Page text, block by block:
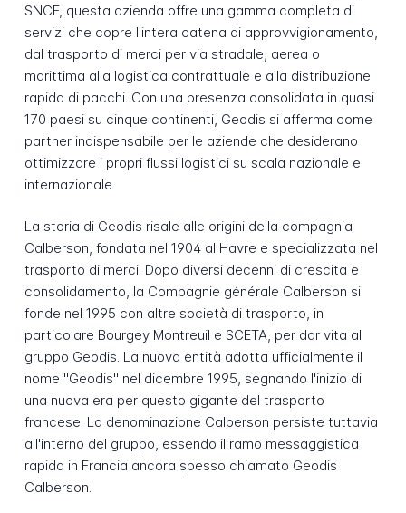
SNCF, questa azienda offre una gamma completa di
servizi che copre l'intera catena di approvvigionamento,
dal trasporto di merci per via stradale, aerea o
marittima alla logistica contrattuale e alla distribuzione
rapida di pacchi. Con una presenza consolidata in quasi
170 paesi su cinque continenti, Geodis si afferma come
partner indispensabile per le aziende che desiderano
ottimizzare i propri flussi logistici su scala nazionale e
internazionale.
La storia di Geodis risale alle origini della compagnia
Calberson, fondata nel 1904 al Havre e specializzata nel
trasporto di merci. Dopo diversi decenni di crescita e
consolidamento, la Compagnie générale Calberson si
fonde nel 1995 con altre società di trasporto, in
particolare Bourgey Montreuil e SCETA, per dar vita al
gruppo Geodis. La nuova entità adotta ufficialmente il
nome "Geodis" nel dicembre 1995, segnando l'inizio di
una nuova era per questo gigante del trasporto
francese. La denominazione Calberson persiste tuttavia
all'interno del gruppo, essendo il ramo messaggistica
rapida in Francia ancora spesso chiamato Geodis
Calberson.